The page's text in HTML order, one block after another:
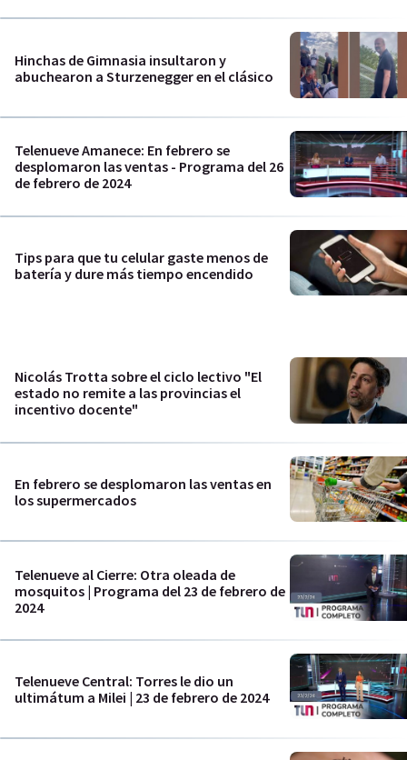
Hinchas de Gimnasia insultaron y
abuchearon a Sturzenegger en el clásico
Telenueve Amanece: En febrero se
desplomaron las ventas - Programa del 26
de febrero de 2024
Tips para que tu celular gaste menos de
batería y dure más tiempo encendido
Nicolás Trotta sobre el ciclo lectivo "El
estado no remite a las provincias el
incentivo docente"
En febrero se desplomaron las ventas en
los supermercados
Telenueve al Cierre: Otra oleada de
mosquitos | Programa del 23 de febrero de
2024
Telenueve Central: Torres le dio un
ultimátum a Milei | 23 de febrero de 2024